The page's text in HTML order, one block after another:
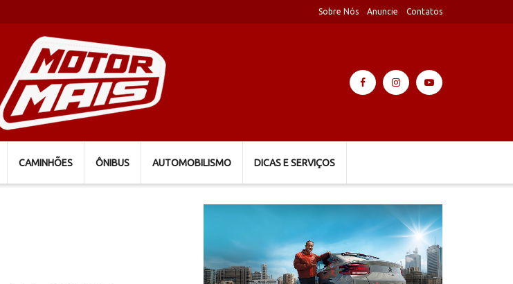
Sobre Nós Anuncie Contatos
CAMINHÕES ÔNIBUS AUTOMOBILISMO DICAS E SERVIÇOS